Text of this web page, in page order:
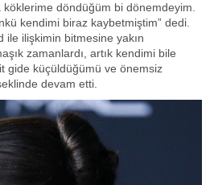
döndüğüm bi dönemdeyim.
kendimi biraz kaybetmiştim” dedi.
ile ilişkimin bitmesine yakın
zamanlardı, artık kendimi bile
gide küçüldüğümü ve önemsiz
devam etti.